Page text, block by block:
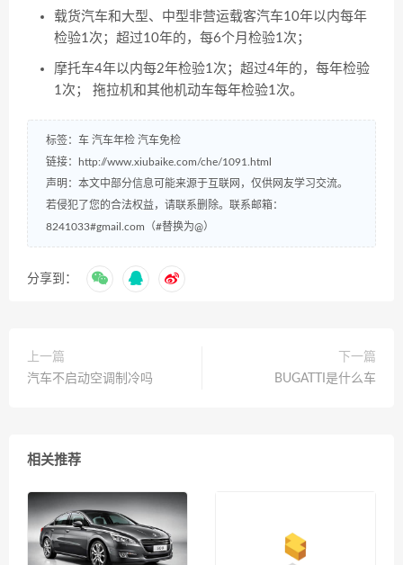
载货汽车和大型、中型非营运载客汽车10年以内每年
检验1次；超过10年的，每6个月检验1次；
摩托车4年以内每2年检验1次；超过4年的，每年检验
1次； 拖拉机和其他机动车每年检验1次。
标签： 车 汽车年检 汽车免检
链接：
http://www.xiubaike.com/che/1091.html
声明：本文中部分信息可能来源于互联网，仅供网友学习交流。
若侵犯了您的合法权益，请联系删除。联系邮箱：
8241033#gmail.com（#替换为@）
分享到：
上一篇
汽车不启动空调制冷吗
下一篇
BUGATTI是什么车
相关推荐